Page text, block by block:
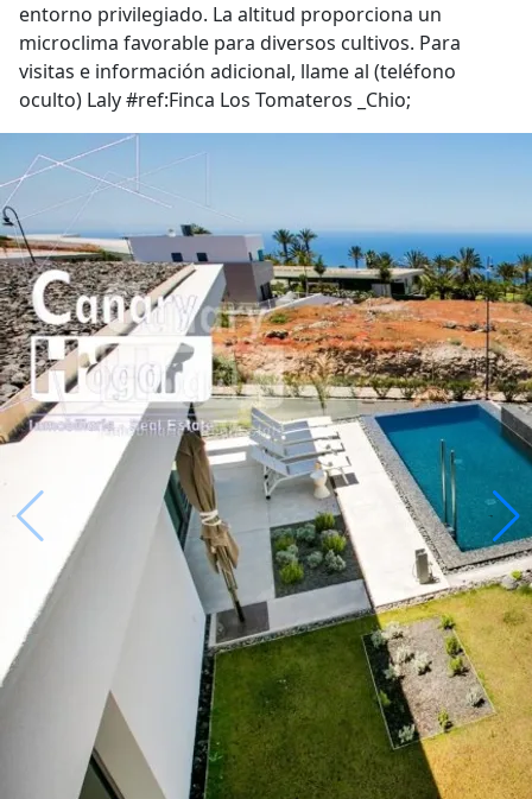
entorno privilegiado. La altitud proporciona un
microclima favorable para diversos cultivos. Para
visitas e información adicional, llame al (teléfono
oculto) Laly #ref:Finca Los Tomateros _Chio;